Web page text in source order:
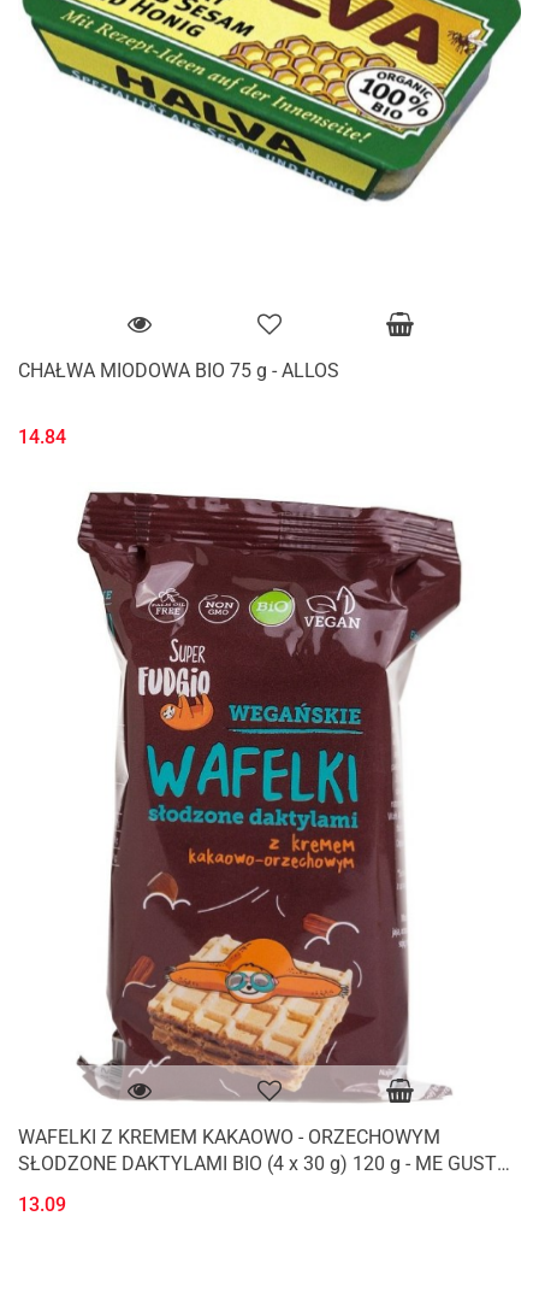
CHAŁWA MIODOWA BIO 75 g - ALLOS
14.84
WAFELKI Z KREMEM KAKAOWO - ORZECHOWYM
SŁODZONE DAKTYLAMI BIO (4 x 30 g) 120 g - ME GUSTO
13.09